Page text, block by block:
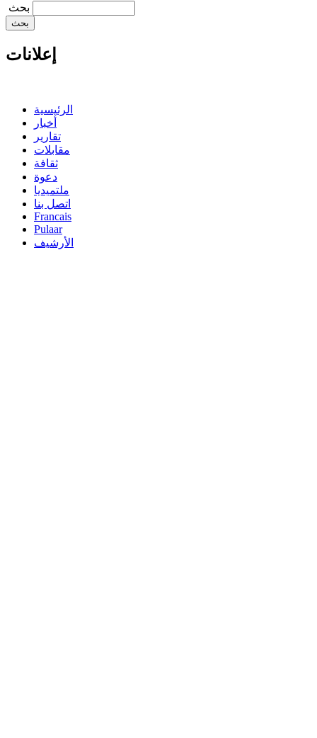
‏بحث ‏
إعلانات
الرئيسية
أخبار
تقارير
مقابلات
ثقافة
دعوة
ملتميديا
اتصل بنا
Francais
Pulaar
الأرشيف